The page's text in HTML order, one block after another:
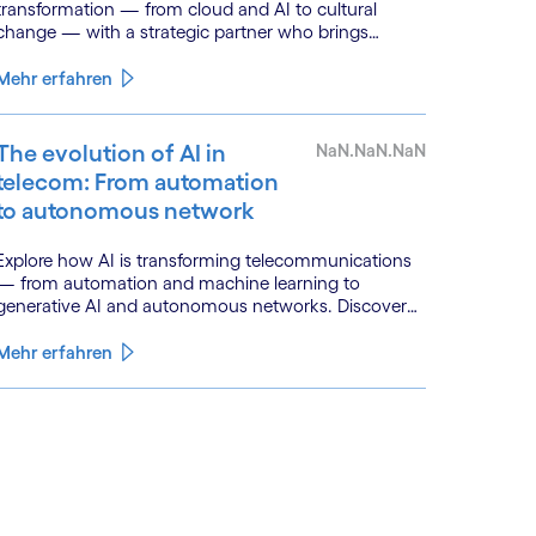
— from cloud and AI to cultural
— with a strategic partner who brings
erfahren
evolution of AI in
From automation
autonomous network
NaN.NaN.NaN
how AI is transforming telecommunications
from automation and machine learning to
AI and autonomous networks. Discover
erfahren